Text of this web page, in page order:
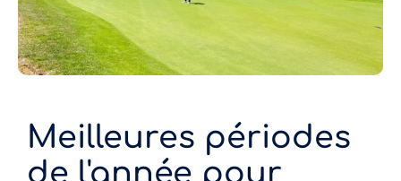
Meilleures périodes
de l'année pour